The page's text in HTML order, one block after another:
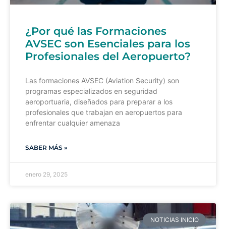
¿Por qué las Formaciones
AVSEC son Esenciales para los
Profesionales del Aeropuerto?
Las formaciones AVSEC (Aviation Security) son
programas especializados en seguridad
aeroportuaria, diseñados para preparar a los
profesionales que trabajan en aeropuertos para
enfrentar cualquier amenaza
SABER MÁS »
enero 29, 2025
NOTICIAS INICIO